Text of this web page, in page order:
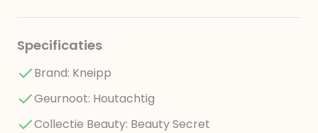
Specificaties
Brand: Kneipp
Geurnoot: Houtachtig
Collectie Beauty: Beauty Secret